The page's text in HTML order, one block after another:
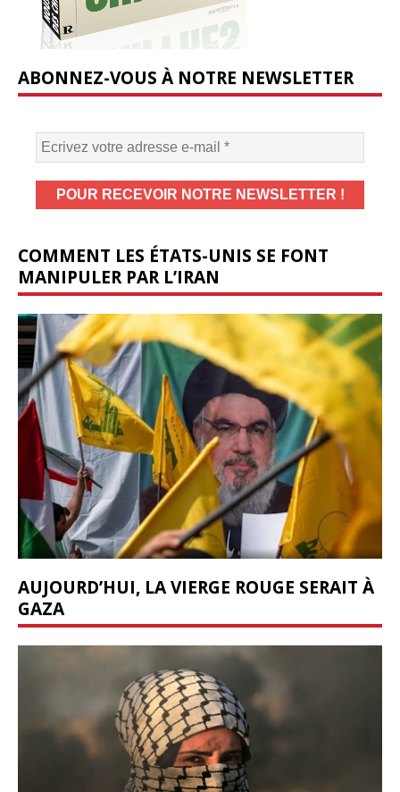
ABONNEZ-VOUS À NOTRE NEWSLETTER
COMMENT LES ÉTATS-UNIS SE FONT
MANIPULER PAR L’IRAN
AUJOURD’HUI, LA VIERGE ROUGE SERAIT À
GAZA